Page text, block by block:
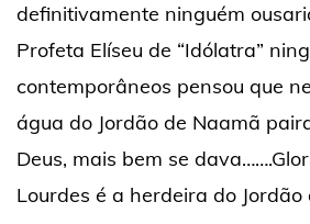
definitivamente ninguém
Profeta Elíseu de “Idólatra”
contemporâneos pensou que
água do Jordão de Naamã
Deus, mais bem se
Lourdes é a herdeira do Jordão